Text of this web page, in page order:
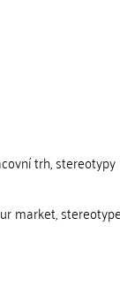
trh, stereotypy
market,